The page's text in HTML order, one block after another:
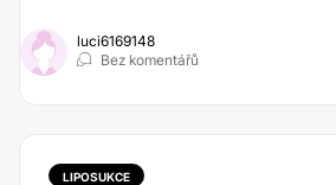
luci6169148
Bez komentářů
LIPOSUKCE